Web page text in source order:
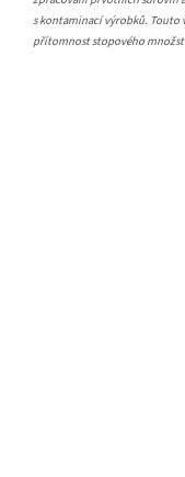
s kontaminací výrobků. Touto
přítomnost stopového